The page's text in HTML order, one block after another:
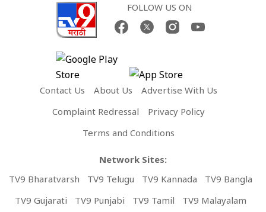
FOLLOW US ON
Contact Us About Us
Advertise With Us
Complaint Redressal
Privacy Policy
Terms and Conditions
Network Sites:
TV9 Bharatvarsh
TV9 Telugu TV9 Kannada
TV9 Bangla
TV9 Gujarati
TV9 Punjabi TV9 Tamil TV9 Malayalam